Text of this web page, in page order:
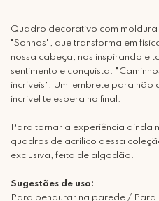
Quadro decorativo com
"Sonhos", que transforma em
nossa cabeça, nos inspirando e
sentimento e conquista.
incríveis". Um lembrete para não
íncrivel te espera no final.
Para tornar a experiência ainda
quadros de acrílico dessa
exclusiva, feita de algodão.
Sugestões de uso:
Para pendurar na parede /